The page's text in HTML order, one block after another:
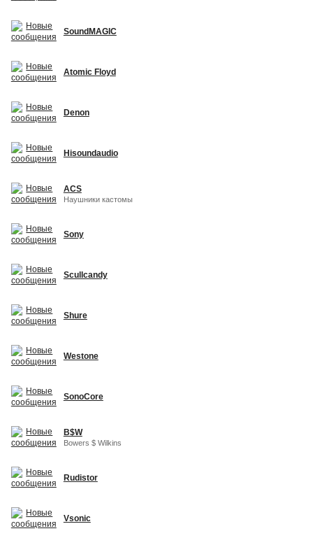
SoundMAGIC
Atomic Floyd
Denon
Hisoundaudio
ACS
Наушники кастомы
Sony
Scullcandy
Shure
Westone
SonoCore
B$W
Bowers $ Wilkins
Rudistor
Vsonic